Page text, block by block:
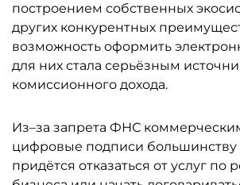
построением собственных
других конкурентных
возможность оформить
для них стала серьёзным
комиссионного дохода.
Из–за запрета ФНС
цифровые подписи большинству
придётся отказаться от услуг по